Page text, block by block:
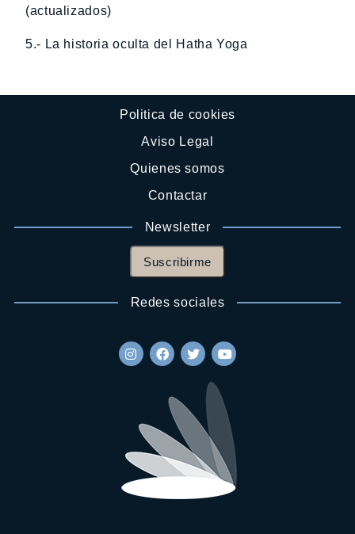
(actualizados)
5.- La historia oculta del Hatha Yoga
Politica de cookies
Aviso Legal
Quienes somos
Contactar
Newsletter
Suscribirme
Redes sociales